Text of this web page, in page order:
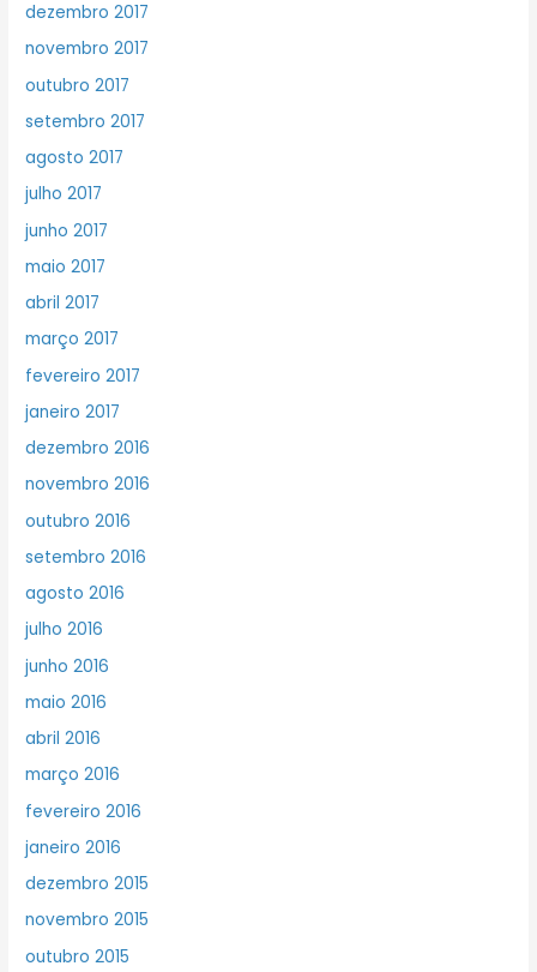
dezembro 2017
novembro 2017
outubro 2017
setembro 2017
agosto 2017
julho 2017
junho 2017
maio 2017
abril 2017
março 2017
fevereiro 2017
janeiro 2017
dezembro 2016
novembro 2016
outubro 2016
setembro 2016
agosto 2016
julho 2016
junho 2016
maio 2016
abril 2016
março 2016
fevereiro 2016
janeiro 2016
dezembro 2015
novembro 2015
outubro 2015